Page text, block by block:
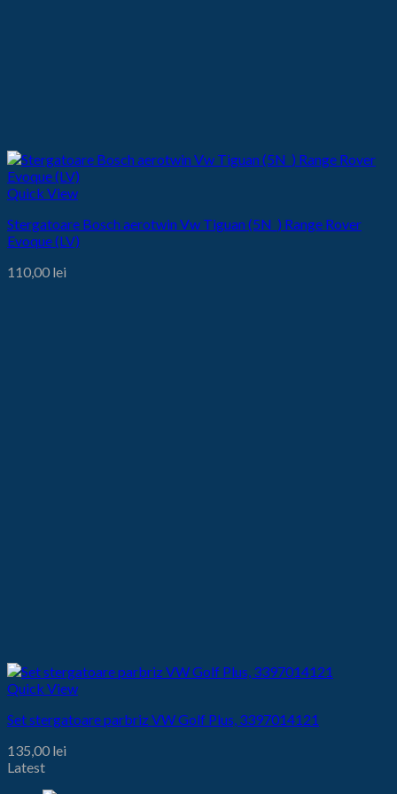
Quick View
Stergatoare Bosch aerotwin Vw Tiguan (5N_) Range Rover
Evoque (LV)
110,00 lei
Quick View
Set stergatoare parbriz VW Golf Plus, 3397014121
135,00 lei
Latest